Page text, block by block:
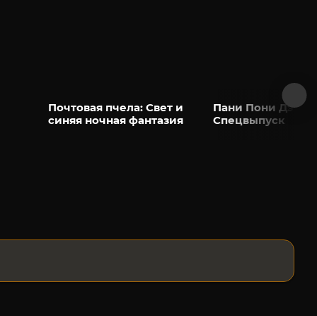
Почтовая пчела: Свет и
синяя ночная фантазия
Пани Пони Дэш!
Спецвыпуск